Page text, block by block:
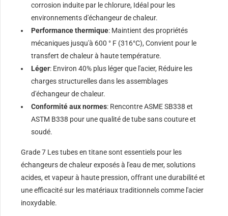
corrosion induite par le chlorure, Idéal pour les
environnements d'échangeur de chaleur.
Performance thermique: Maintient des propriétés
mécaniques jusqu'à 600 ° F (316°C), Convient pour le
transfert de chaleur à haute température.
Léger: Environ 40% plus léger que l'acier, Réduire les
charges structurelles dans les assemblages
d'échangeur de chaleur.
Conformité aux normes: Rencontre ASME SB338 et
ASTM B338 pour une qualité de tube sans couture et
soudé.
Grade 7 Les tubes en titane sont essentiels pour les
échangeurs de chaleur exposés à l'eau de mer, solutions
acides, et vapeur à haute pression, offrant une durabilité et
une efficacité sur les matériaux traditionnels comme l'acier
inoxydable.